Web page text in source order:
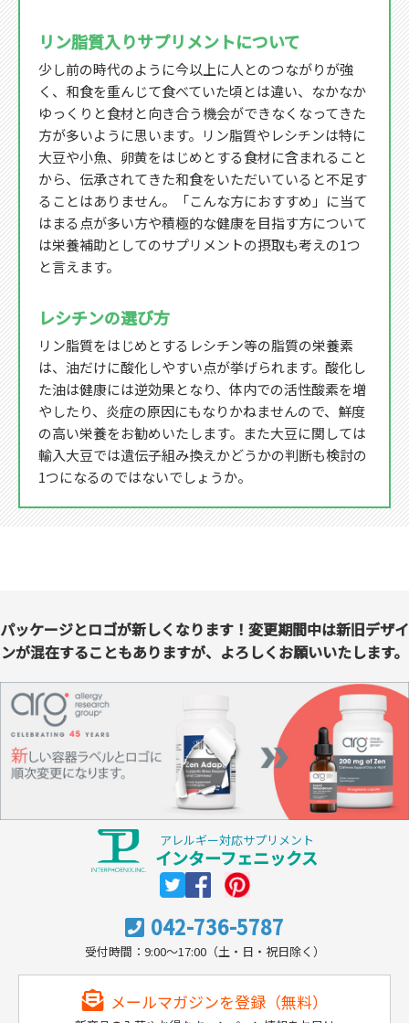
リン脂質入りサプリメントについて
少し前の時代のように今以上に人とのつながりが強
く、和食を重んじて食べていた頃とは違い、なかなか
ゆっくりと食材と向き合う機会ができなくなってきた
方が多いように思います。リン脂質やレシチンは特に
大豆や小魚、卵黄をはじめとする食材に含まれること
から、伝承されてきた和食をいただいていると不足す
ることはありません。「こんな方におすすめ」に当て
はまる点が多い方や積極的な健康を目指す方について
は栄養補助としてのサプリメントの摂取も考えの1つ
と言えます。
レシチンの選び方
リン脂質をはじめとするレシチン等の脂質の栄養素
は、油だけに酸化しやすい点が挙げられます。酸化し
た油は健康には逆効果となり、体内での活性酸素を増
やしたり、炎症の原因にもなりかねませんので、鮮度
の高い栄養をお勧めいたします。また大豆に関しては
輸入大豆では遺伝子組み換えかどうかの判断も検討の
1つになるのではないでしょうか。
パッケージとロゴが新しくなります！変更期間中は新旧デザイ
ンが混在することもありますが、よろしくお願いいたします。
アレルギー対応サプリメント
インターフェニックス
042-736-5787
受付時間：9:00～17:00（土・日・祝日除く）
メールマガジンを登録（無料）